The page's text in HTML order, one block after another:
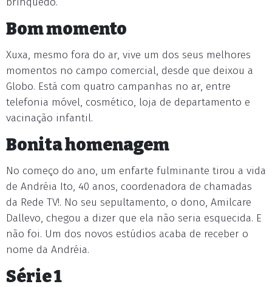
Bom momento
Xuxa, mesmo fora do ar, vive um dos seus melhores
momentos no campo comercial, desde que deixou a
Globo. Está com quatro campanhas no ar, entre
telefonia móvel, cosmético, loja de departamento e
vacinação infantil.
Bonita homenagem
No começo do ano, um enfarte fulminante tirou a vida
de Andréia Ito, 40 anos, coordenadora de chamadas
da Rede TV!. No seu sepultamento, o dono, Amilcare
Dallevo, chegou a dizer que ela não seria esquecida. E
não foi. Um dos novos estúdios acaba de receber o
nome da Andréia.
Série 1